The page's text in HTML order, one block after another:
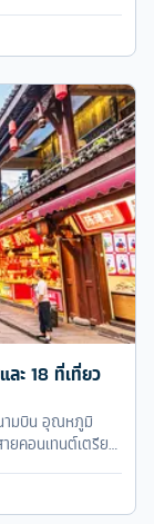
ะ 18 ที่เที่ยว
ามบิน อุณหภูมิ
ยคอนเทนต์เตรียม